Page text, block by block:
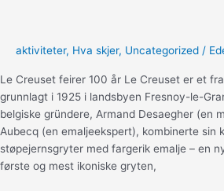
aktiviteter, Hva skjer, Uncategorized /
Le Creuset feirer 100 år Le Creuset er et
grunnlagt i 1925 i landsbyen Fresnoy-le-
belgiske gründere, Armand Desaegher (en
Aubecq (en emaljeekspert), kombinerte sin
støpejernsgryter med fargerik emalje – en
første og mest ikoniske gryten,